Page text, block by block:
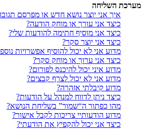
מערכת השליחה
איך אני יוצר נושא חדש או מפרסם
כיצד אני עורך או מוחק הודעה?
כיצד אני מוסיף חתימה להודעות שלי?
כיצד אני יוצר סקר?
מדוע אני לא יכול להוסיף אפשרויות
כיצד אני ערוך או מוחק סקר?
מדוע איני יכול להיכנס לפורום?
מדוע אני לא יכול לצרף קבצים?
מדוע קיבלתי אזהרה?
כיצד ניתן לדווח למנהל על הודעות?
מהו כפתור ה“שמור” בשליחת הנושא?
מדוע הודעותיי צריכות לקבל אישור?
כיצד אני יכול להקפיץ את הודעתי?